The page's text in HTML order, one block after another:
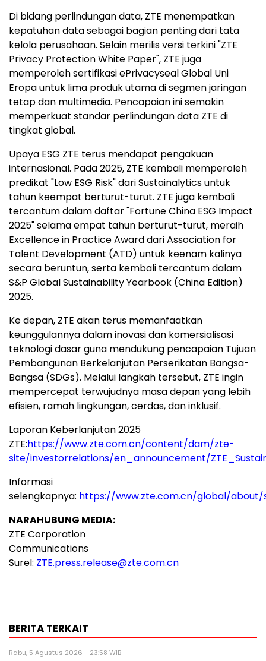
Di bidang perlindungan data, ZTE menempatkan
kepatuhan data sebagai bagian penting dari tata
kelola perusahaan. Selain merilis versi terkini "ZTE
Privacy Protection White Paper", ZTE juga
memperoleh sertifikasi ePrivacyseal Global Uni
Eropa untuk lima produk utama di segmen jaringan
tetap dan multimedia. Pencapaian ini semakin
memperkuat standar perlindungan data ZTE di
tingkat global.
Upaya ESG ZTE terus mendapat pengakuan
internasional. Pada 2025, ZTE kembali memperoleh
predikat "Low ESG Risk" dari Sustainalytics untuk
tahun keempat berturut-turut. ZTE juga kembali
tercantum dalam daftar "Fortune China ESG Impact
2025" selama empat tahun berturut-turut, meraih
Excellence in Practice Award dari Association for
Talent Development (ATD) untuk keenam kalinya
secara beruntun, serta kembali tercantum dalam
S&P Global Sustainability Yearbook (China Edition)
2025.
Ke depan, ZTE akan terus memanfaatkan
keunggulannya dalam inovasi dan komersialisasi
teknologi dasar guna mendukung pencapaian Tujuan
Pembangunan Berkelanjutan Perserikatan Bangsa-
Bangsa (SDGs). Melalui langkah tersebut, ZTE ingin
mempercepat terwujudnya masa depan yang lebih
efisien, ramah lingkungan, cerdas, dan inklusif.
Laporan Keberlanjutan 2025
ZTE:https://www.zte.com.cn/content/dam/zte-
site/investorrelations/en_announcement/
Informasi
selengkapnya: https://www.zte.com.cn/global/about/
NARAHUBUNG MEDIA:
ZTE Corporation
Communications
Surel: ZTE.press.release@zte.com.cn
BERITA TERKAIT
Rabu, 5 Agustus 2026 - 23:58 WIB